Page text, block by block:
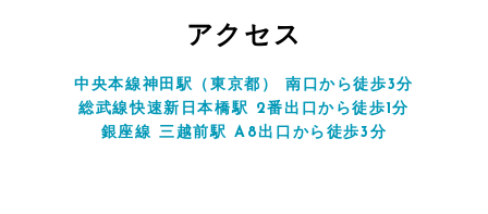
アクセス
中央本線神田駅（東京都） 南口から徒歩3分
総武線快速新日本橋駅 2番出口から徒歩1分
銀座線 三越前駅 A8出口から徒歩3分